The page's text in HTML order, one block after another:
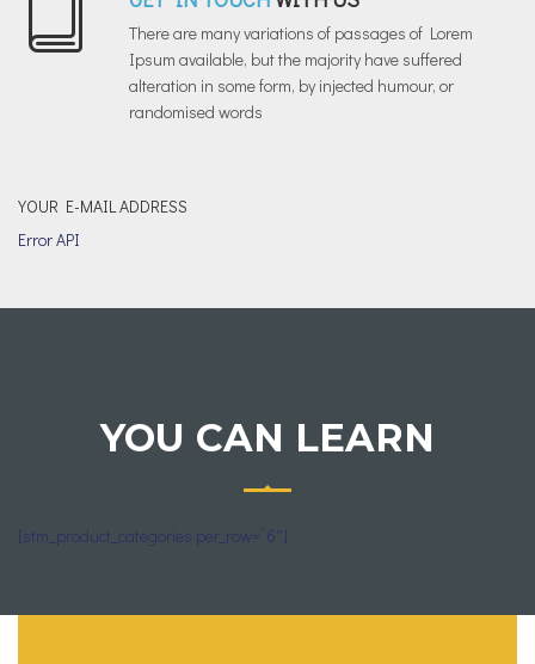
There are many variations of passages of Lorem
Ipsum available, but the majority have suffered
alteration in some form, by injected humour, or
randomised words
YOUR E-MAIL ADDRESS
Error API
YOU CAN LEARN
[stm_product_categories per_row=”6″]